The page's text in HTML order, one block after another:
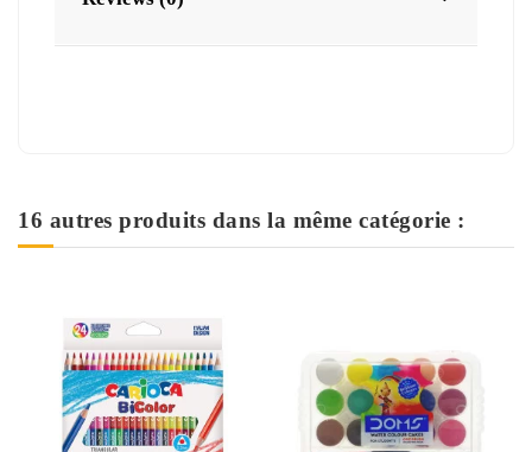
16 autres produits dans la même catégorie :